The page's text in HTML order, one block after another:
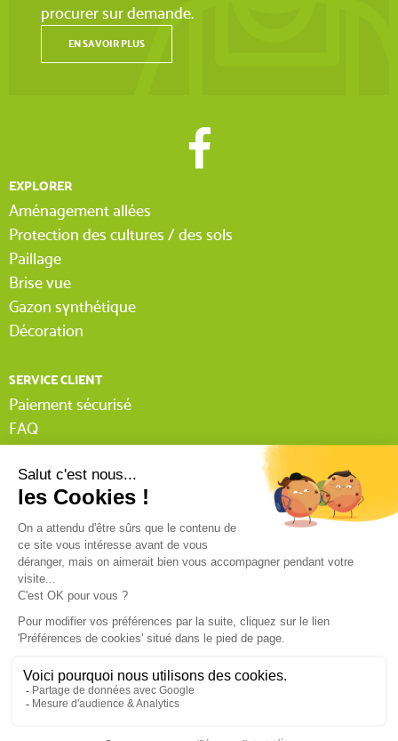
procurer sur demande.
EN SAVOIR PLUS
EXPLORER
Aménagement allées
Protection des cultures / des sols
Paillage
Brise vue
Gazon synthétique
Décoration
SERVICE CLIENT
Paiement sécurisé
FAQ
Lexique Tissnet
Suivi commande invité
Contactez-nous
Mentions légales